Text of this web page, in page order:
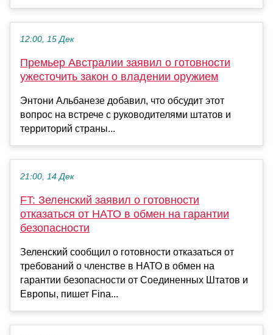
12:00, 15 Дек
Премьер Австралии заявил о готовности
ужесточить закон о владении оружием
Энтони Альбанезе добавил, что обсудит этот
вопрос на встрече с руководителями штатов и
территорий страны...
21:00, 14 Дек
FT: Зеленский заявил о готовности
отказаться от НАТО в обмен на гарантии
безопасности
Зеленский сообщил о готовности отказаться от
требований о членстве в НАТО в обмен на
гарантии безопасности от Соединенных Штатов и
Европы, пишет Fina...